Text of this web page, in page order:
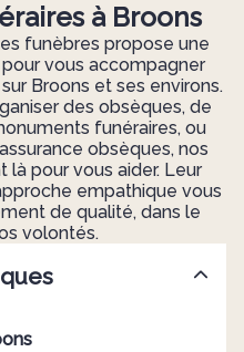
à Broons
funèbres propose une
vous accompagner
Broons et ses environs.
des obsèques, de
funéraires, ou
obsèques, nos
là pour vous aider. Leur
empathique vous
de qualité, dans le
volontés.